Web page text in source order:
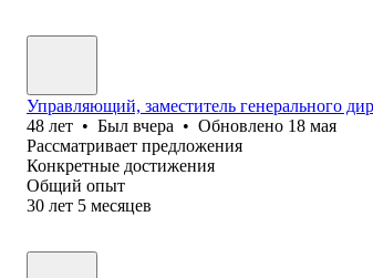
Управляющий, заместитель генерального
48 лет • Был вчера • Обновлено 18 мая
Рассматривает предложения
Конкретные достижения
Общий опыт
30 лет 5 месяцев